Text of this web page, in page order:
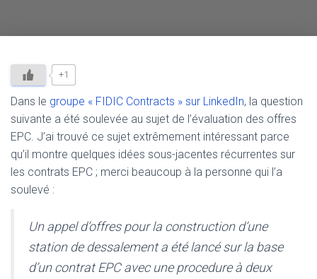
+1
Dans le groupe « FIDIC Contracts » sur LinkedIn, la question
suivante a été soulevée au sujet de l’évaluation des offres
EPC. J’ai trouvé ce sujet extrêmement intéressant parce
qu’il montre quelques idées sous-jacentes récurrentes sur
les contrats EPC ; merci beaucoup à la personne qui l’a
soulevé :
Un appel d’offres pour la construction d’une
station de dessalement a été lancé sur la base
d’un contrat EPC avec une procedure à deux